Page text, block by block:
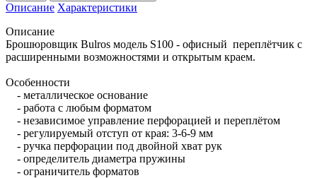
Описание Характеристики
Описание
Брошюровщик Bulros модель S100 - офисный переплётчик с
расширенными возможностями и открытым краем.
Особенности
- металлическое основание
- работа с любым форматом
- независимое управление перфорацией и переплётом
- регулируемый отступ от края: 3-6-9 мм
- ручка перфорации под двойной хват рук
- определитель диаметра пружины
- ограничитель форматов